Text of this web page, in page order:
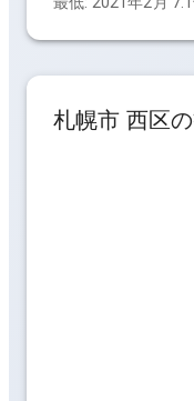
札幌市 西区